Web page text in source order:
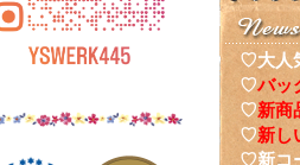
ナーポ
♡大人
♡バッ
♡新商
♡新し
♡新コ